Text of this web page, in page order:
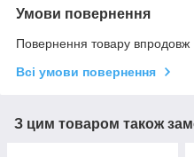
Умови повернення
Повернення товару впродовж
Всі умови повернення
З цим товаром також